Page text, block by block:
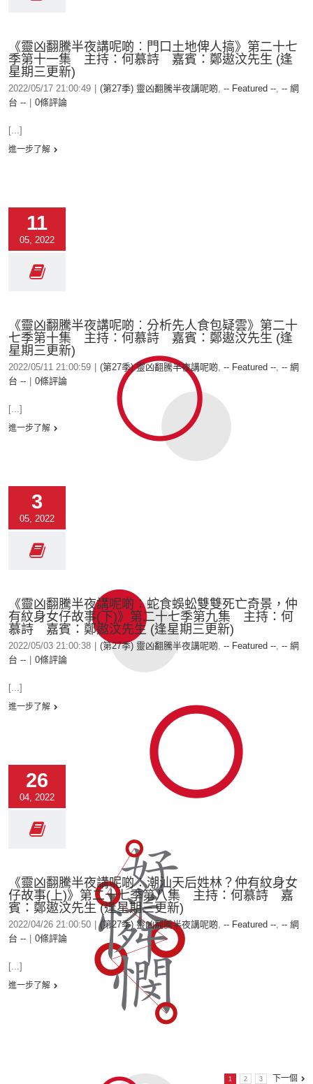
《靈凶翻騰半夜講呢啲︰門口土地俾人搞》第二十七
季第十一集 主持：何慕詩 嘉賓：鄭遨汶先生 (逢
星期三更新)
2022/05/17 21:00:49 (第27季) 靈凶翻騰半夜講呢啲, -- Featured --, -- 網
台 --
0條評論
[...]
進一步了解
11
05, 2022
《靈凶翻騰半夜講呢啲︰分析先人食包疑雲》第二十
七季第十集 主持：何慕詩 嘉賓：鄭遨汶先生 (逢
星期三更新)
2022/05/11 21:00:59 (第27季) 靈凶翻騰半夜講呢啲, -- Featured --, -- 網
台 --
0條評論
[...]
進一步了解
3
05, 2022
《靈凶翻騰半夜講呢啲︰蛇食蜈蚣雙雙死亡奇景，仲
有紋身女仔故事(下)》第二十七季第九集 主持：何
慕詩 嘉賓：鄭遨汶先生 (逢星期三更新)
2022/05/03 21:00:38 (第27季) 靈凶翻騰半夜講呢啲, -- Featured --, -- 網
台 --
0條評論
[...]
進一步了解
26
04, 2022
《靈凶翻騰半夜講呢啲︰潮汕天后姓林？仲有紋身女
仔故事(上)》第二十七季第八集 主持：何慕詩 嘉
賓：鄭遨汶先生 (逢星期三更新)
2022/04/26 21:00:50 (第27季) 靈凶翻騰半夜講呢啲, -- Featured --, -- 網
台 --
0條評論
[...]
進一步了解
1 2 3 下一個